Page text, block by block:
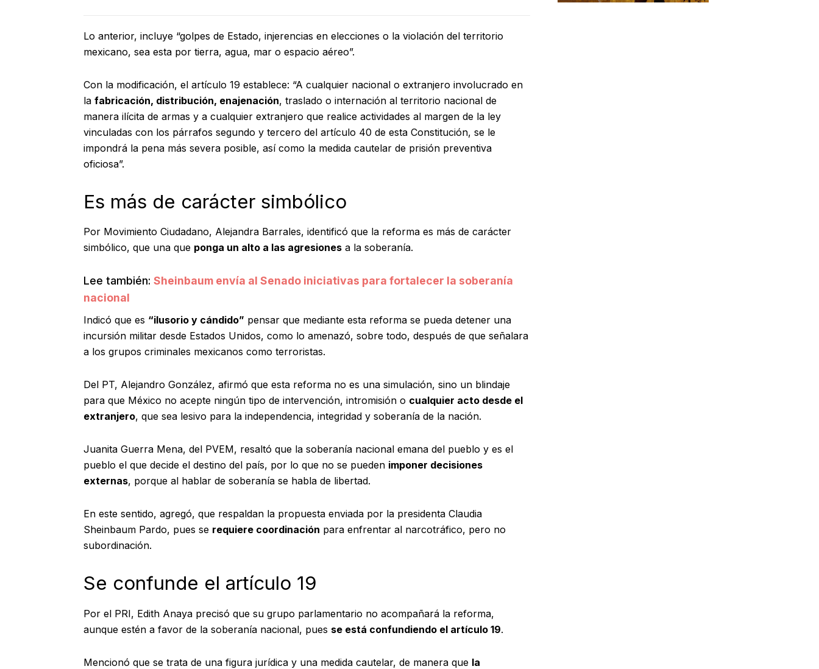
Lo anterior, incluye “golpes de Estado, injerencias en elecciones o la violación del territorio
mexicano, sea esta por tierra, agua, mar o espacio aéreo”.
Con la modificación, el artículo 19 establece: “A cualquier nacional o extranjero involucrado en
la fabricación, distribución, enajenación, traslado o internación al territorio nacional de
manera ilícita de armas y a cualquier extranjero que realice actividades al margen de la ley
vinculadas con los párrafos segundo y tercero del artículo 40 de esta Constitución, se le
impondrá la pena más severa posible, así como la medida cautelar de prisión preventiva
oficiosa”.
Es más de carácter simbólico
Por Movimiento Ciudadano, Alejandra Barrales, identificó que la reforma es más de carácter
simbólico, que una que ponga un alto a las agresiones a la soberanía.
Lee también: Sheinbaum envía al Senado iniciativas para fortalecer la soberanía
nacional
Indicó que es “ilusorio y cándido” pensar que mediante esta reforma se pueda detener una
incursión militar desde Estados Unidos, como lo amenazó, sobre todo, después de que señalara
a los grupos criminales mexicanos como terroristas.
Del PT, Alejandro González, afirmó que esta reforma no es una simulación, sino un blindaje
para que México no acepte ningún tipo de intervención, intromisión o cualquier acto desde el
extranjero, que sea lesivo para la independencia, integridad y soberanía de la nación.
Juanita Guerra Mena, del PVEM, resaltó que la soberanía nacional emana del pueblo y es el
pueblo el que decide el destino del país, por lo que no se pueden imponer decisiones
externas, porque al hablar de soberanía se habla de libertad.
En este sentido, agregó, que respaldan la propuesta enviada por la presidenta Claudia
Sheinbaum Pardo, pues se requiere coordinación para enfrentar al narcotráfico, pero no
subordinación.
Se confunde el artículo 19
Por el PRI, Edith Anaya precisó que su grupo parlamentario no acompañará la reforma,
aunque estén a favor de la soberanía nacional, pues se está confundiendo el artículo 19.
Mencionó que se trata de una figura jurídica y una medida cautelar, de manera que la